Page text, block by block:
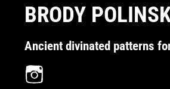
BRODY
Ancient divinated patterns